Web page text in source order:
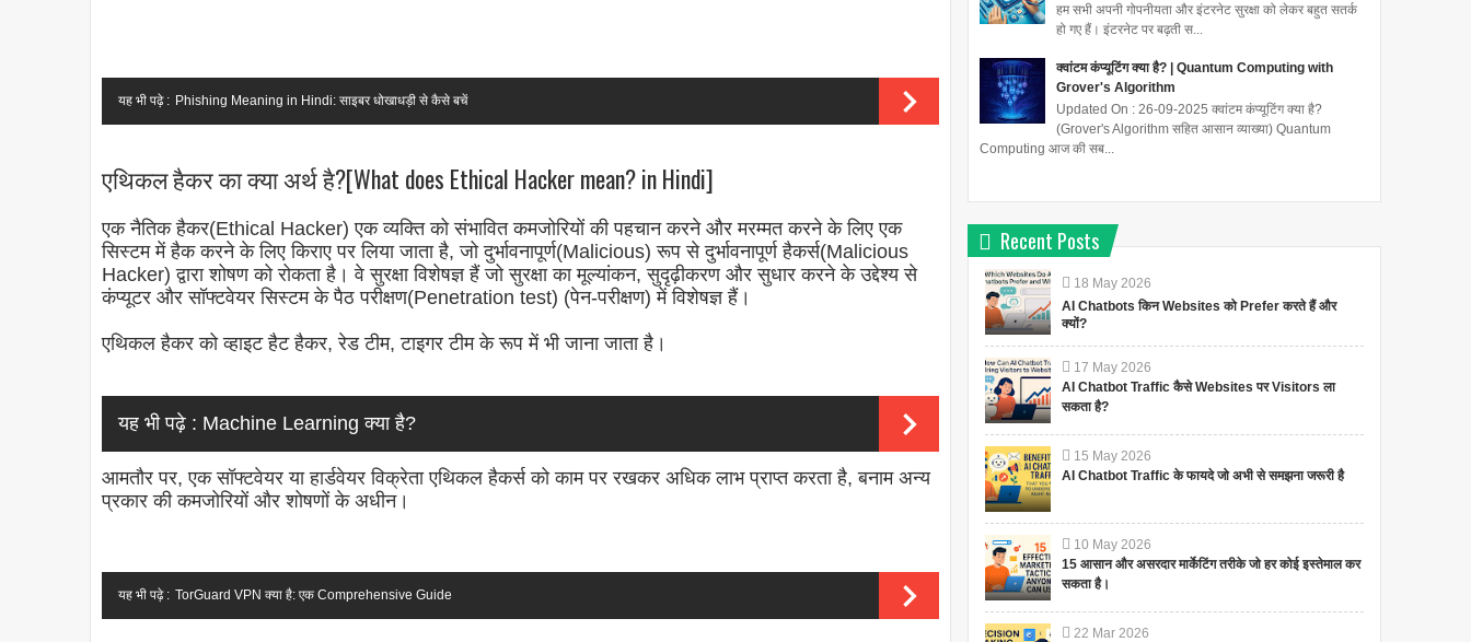
यह भी पढ़े : Phishing Meaning in Hindi: साइबर धोखाधड़ी से कैसे बचें
एथिकल हैकर का क्या अर्थ है?[What does Ethical Hacker mean? in Hindi]
एक नैतिक हैकर(Ethical Hacker) एक व्यक्ति को संभावित कमजोरियों की पहचान करने और मरम्मत करने के लिए एक
सिस्टम में हैक करने के लिए किराए पर लिया जाता है, जो दुर्भावनापूर्ण(Malicious) रूप से दुर्भावनापूर्ण हैकर्स(Malicious
Hacker) द्वारा शोषण को रोकता है। वे सुरक्षा विशेषज्ञ हैं जो सुरक्षा का मूल्यांकन, सुदृढ़ीकरण और सुधार करने के उद्देश्य से
कंप्यूटर और सॉफ्टवेयर सिस्टम के पैठ परीक्षण(Penetration test) (पेन-परीक्षण) में विशेषज्ञ हैं।
एथिकल हैकर को व्हाइट हैट हैकर, रेड टीम, टाइगर टीम के रूप में भी जाना जाता है।
यह भी पढ़े : Machine Learning क्या है?
आमतौर पर, एक सॉफ्टवेयर या हार्डवेयर विक्रेता एथिकल हैकर्स को काम पर रखकर अधिक लाभ प्राप्त करता है, बनाम अन्य
प्रकार की कमजोरियों और शोषणों के अधीन।
यह भी पढ़े : TorGuard VPN क्या है: एक Comprehensive Guide
हम सभी अपनी गोपनीयता और इंटरनेट सुरक्षा को लेकर बहुत सतर्क
हो गए हैं। इंटरनेट पर बढ़ती स...
क्वांटम कंप्यूटिंग क्या है? | Quantum Computing with
Grover's Algorithm
Updated On : 26-09-2025 क्वांटम कंप्यूटिंग क्या है?
(Grover's Algorithm सहित आसान व्याख्या) Quantum
Computing आज की सब...
Recent Posts
18 May 2026
AI Chatbots किन Websites को Prefer करते हैं और
क्यों?
17 May 2026
AI Chatbot Traffic कैसे Websites पर Visitors ला
सकता है?
15 May 2026
AI Chatbot Traffic के फायदे जो अभी से समझना जरूरी है
10 May 2026
15 आसान और असरदार मार्केटिंग तरीके जो हर कोई इस्तेमाल कर
सकता है।
22 Mar 2026